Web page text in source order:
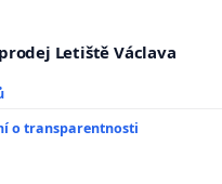
Letiště Václava
o transparentnosti